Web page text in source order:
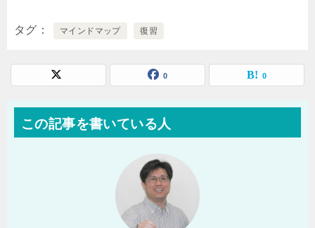
タグ マインドマップ 復習
0 0
この記事を書いている人